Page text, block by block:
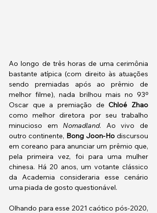
Ao longo de três horas de uma cerimônia
bastante atípica (com direito às atuações
sendo premiadas após ao prêmio de
melhor filme), nada brilhou mais no 93º
Oscar que a premiação de
como melhor diretora por seu trabalho
minucioso em Nomadland. Ao vivo de
outro continente, Bong Joon-Ho discursou
em coreano para anunciar um prêmio que,
pela primeira vez, foi para uma mulher
chinesa. Há 20 anos, um votante clássico
da Academia consideraria esse cenário
uma piada de gosto questionável.
Olhando para esse 2021 caótico pós-2020,